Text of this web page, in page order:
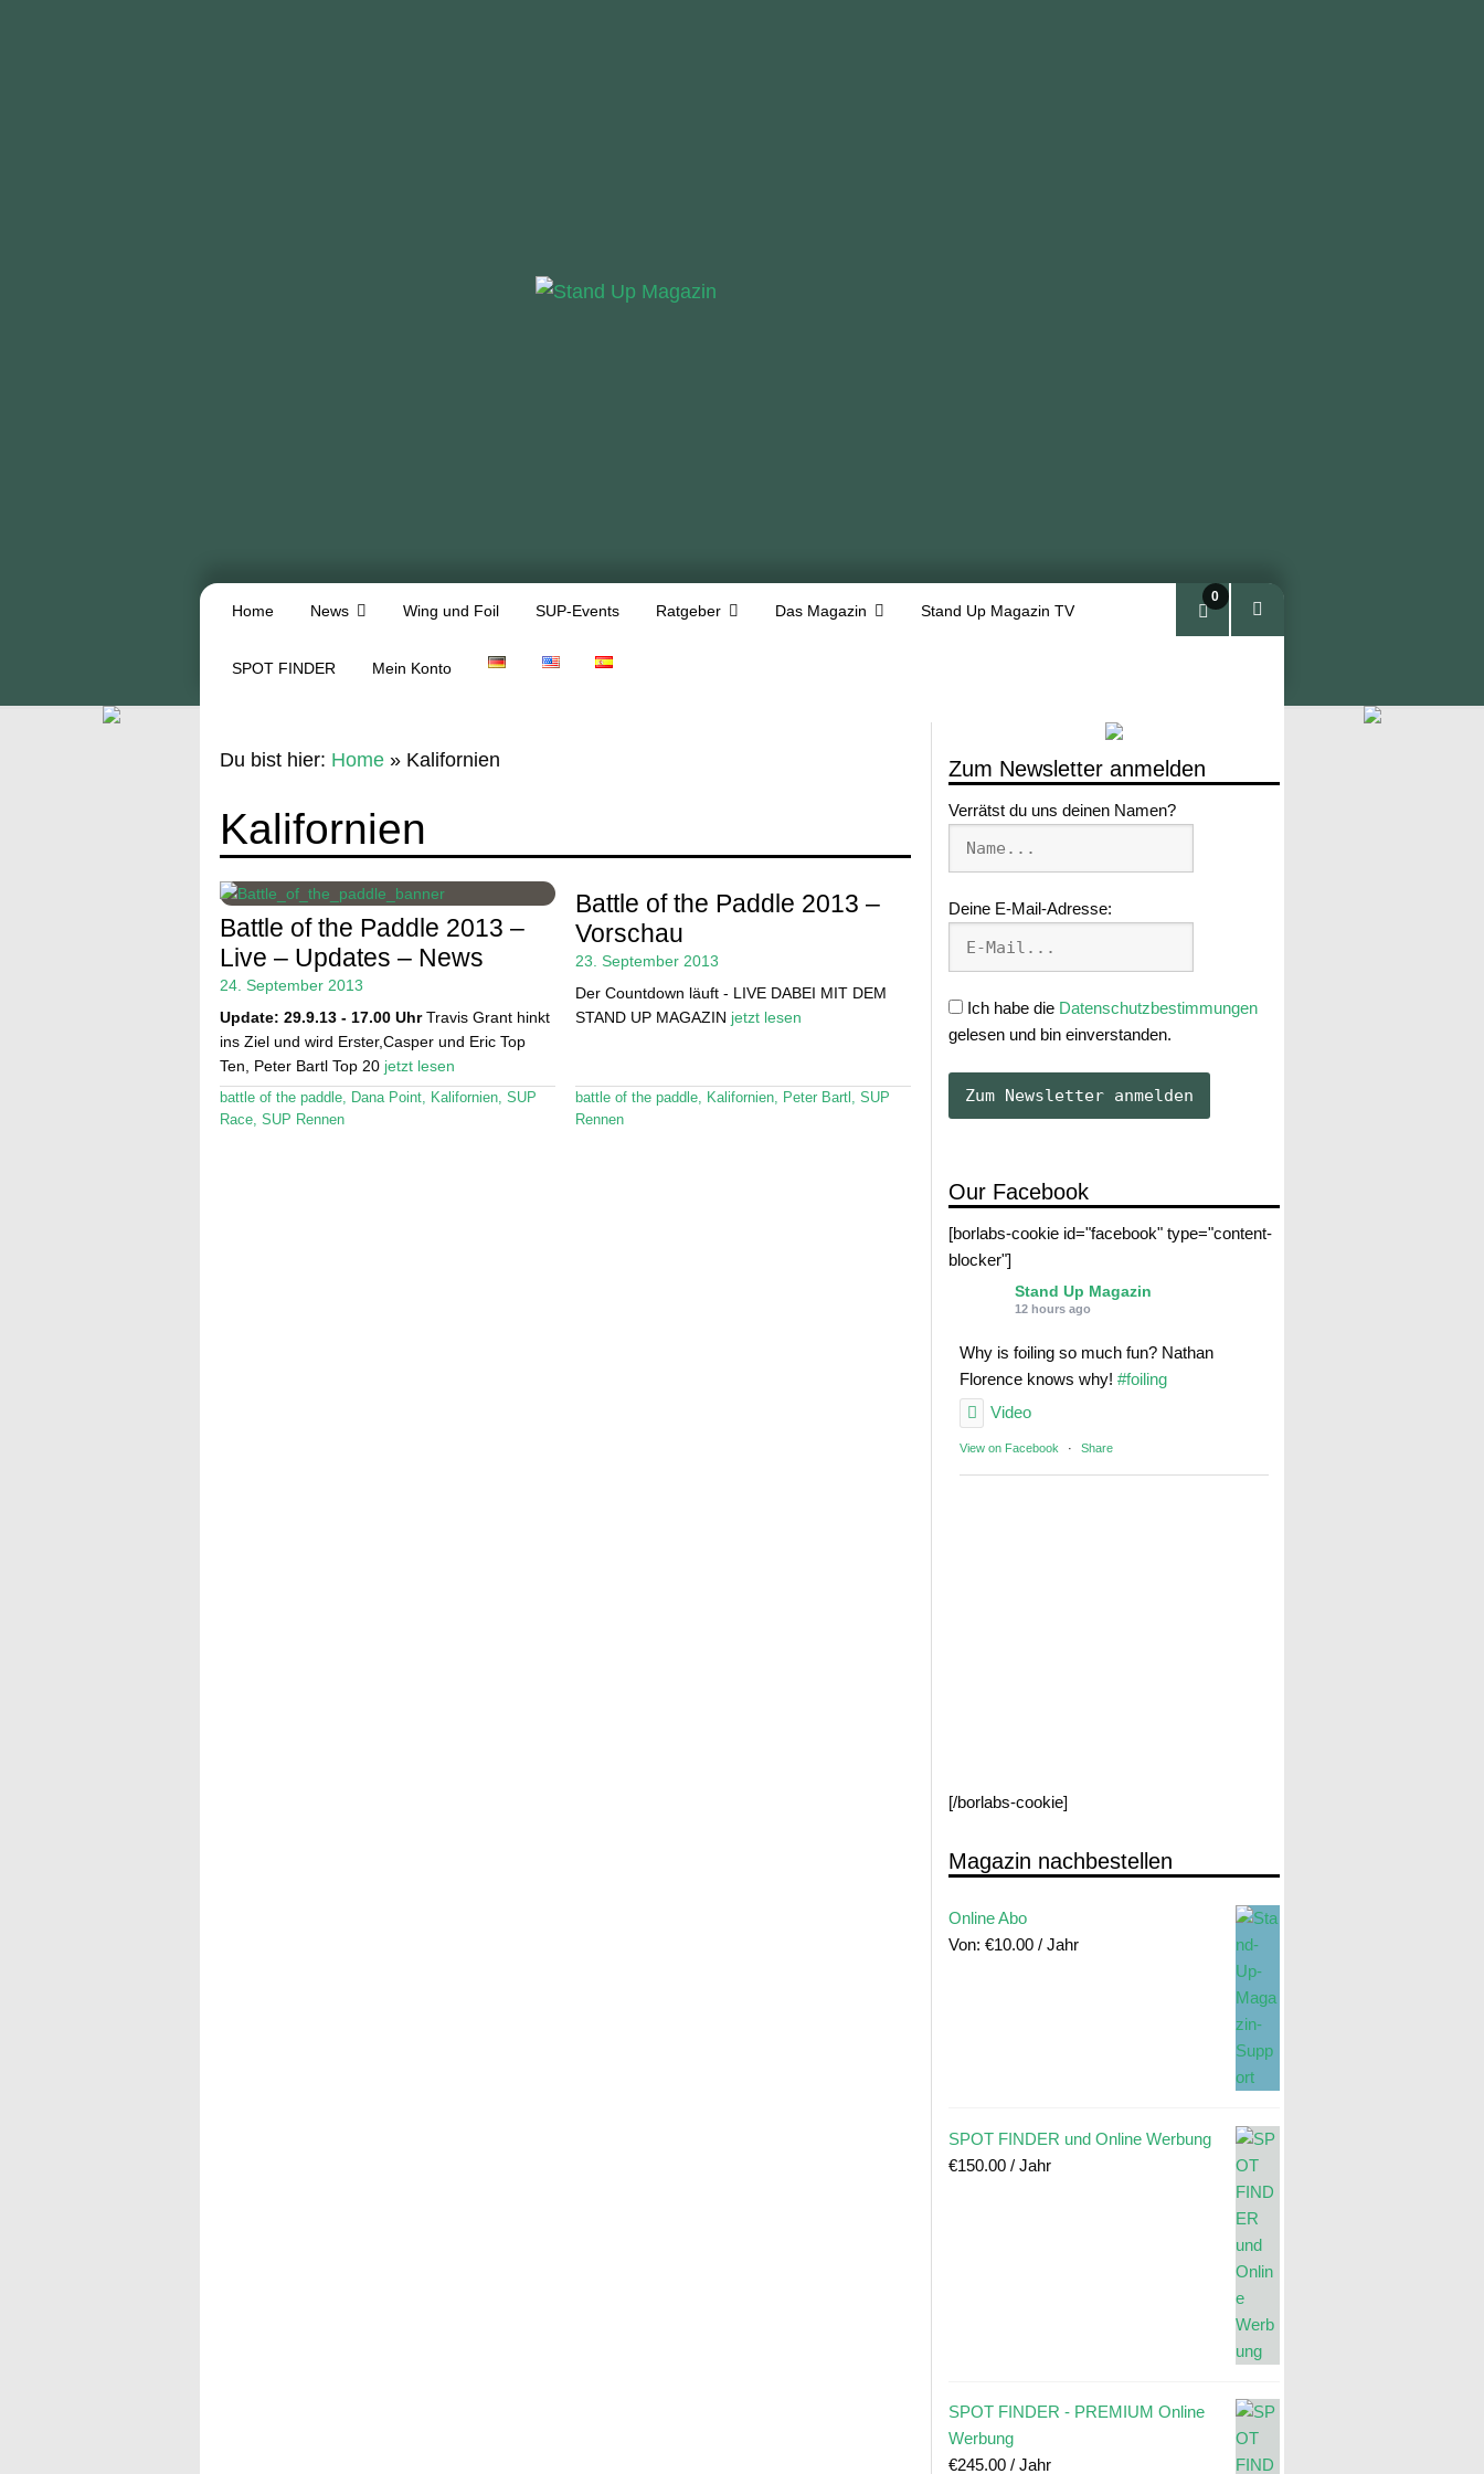
Home News Wing und Foil SUP-Events Ratgeber Das Magazin Stand Up Magazin TV
SPOT FINDER Mein Konto
0
Zum Newsletter anmelden
Verrätst du uns deinen Namen?
Deine E-Mail-Adresse:
Ich habe die Datenschutzbestimmungen
gelesen und bin einverstanden.
Our Facebook
[borlabs-cookie id="facebook" type="content-
blocker"]
Stand Up Magazin
12 hours ago
Why is foiling so much fun? Nathan
Florence knows why! #foiling
Video
View on Facebook · Share
[/borlabs-cookie]
Magazin nachbestellen
Online Abo
Von: €10.00 / Jahr
SPOT FINDER und Online Werbung
€150.00 / Jahr
SPOT FINDER - PREMIUM Online
Werbung
€245.00 / Jahr
Du bist hier: Home» Kalifornien
Kalifornien
Battle of the Paddle 2013 –
Live – Updates – News
24. September 2013
Update: 29.9.13 - 17.00 UhrTravis Grant hinkt
ins Ziel und wird Erster,Casper und Eric Top
Ten, Peter Bartl Top 20 jetzt lesen
battle of the paddle, Dana Point, Kalifornien, SUP
Race, SUP Rennen
Battle of the Paddle 2013 –
Vorschau
23. September 2013
Der Countdown läuft - LIVE DABEI MIT DEM
STAND UP MAGAZIN jetzt lesen
battle of the paddle, Kalifornien, Peter Bartl , SUP
Rennen